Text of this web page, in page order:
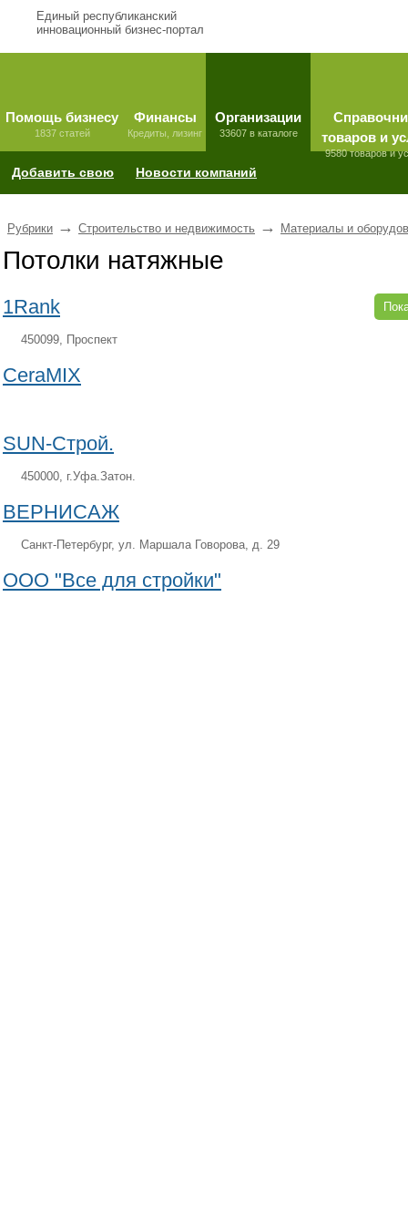
Единый республиканский
инновационный бизнес-портал
Помощь бизнесу
1837 статей
Финансы
Кредиты, лизинг
Организации
33607 в каталоге
товаров и
9580 товаров и
Добавить свою Новости компаний
Рубрики → Строительство и недвижимость → Материалы и
Потолки натяжные
1Rank
450099, Проспект
CeraMIX
SUN-Строй.
450000, г.Уфа.Затон.
ВЕРНИСАЖ
Санкт-Петербург, ул. Маршала Говорова, д. 29
ООО "Все для стройки"